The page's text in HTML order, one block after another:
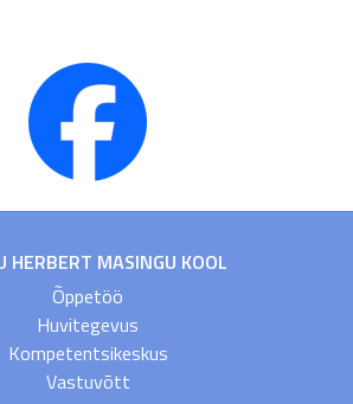
HERBERT MASINGU KOOL
Õppetöö
Huvitegevus
Kompetentsikeskus
Vastuvõtt